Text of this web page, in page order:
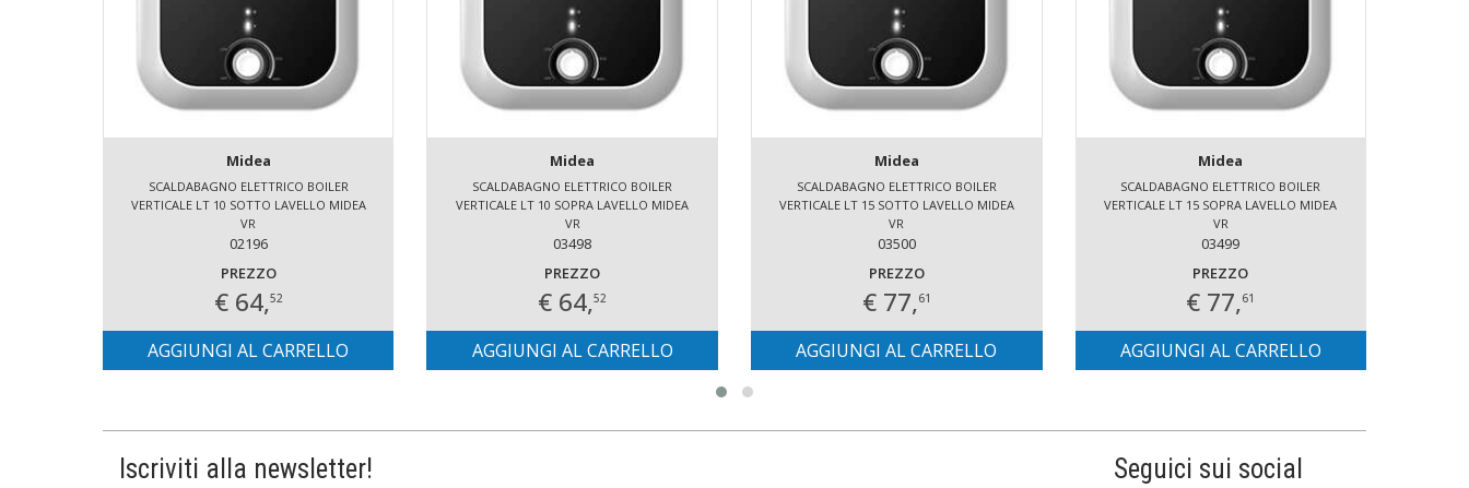
Midea
SCALDABAGNO ELETTRICO BOILER
VERTICALE LT 10 SOTTO LAVELLO MIDEA
VR
02196
PREZZO
€ 64,52
AGGIUNGI AL CARRELLO
Midea
SCALDABAGNO ELETTRICO BOILER
VERTICALE LT 10 SOPRA LAVELLO MIDEA
VR
03498
PREZZO
€ 64,52
AGGIUNGI AL CARRELLO
Midea
SCALDABAGNO ELETTRICO BOILER
VERTICALE LT 15 SOTTO LAVELLO MIDEA
VR
03500
PREZZO
€ 77,61
AGGIUNGI AL CARRELLO
Midea
SCALDABAGNO ELETTRICO BOILER
VERTICALE LT 15 SOPRA LAVELLO MIDEA
VR
03499
PREZZO
€ 77,61
AGGIUNGI AL CARRELLO
Iscriviti alla newsletter! Seguici sui social